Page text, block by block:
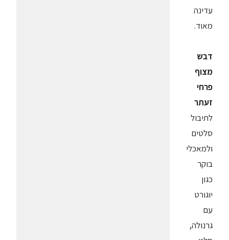
עדינה
מאוד.
דבש
מצוף
פרחי
זעתר
לתיבול
סלטים
ולמאכלי
בוקר
כגון
יוגורט
עם
גרנולה,